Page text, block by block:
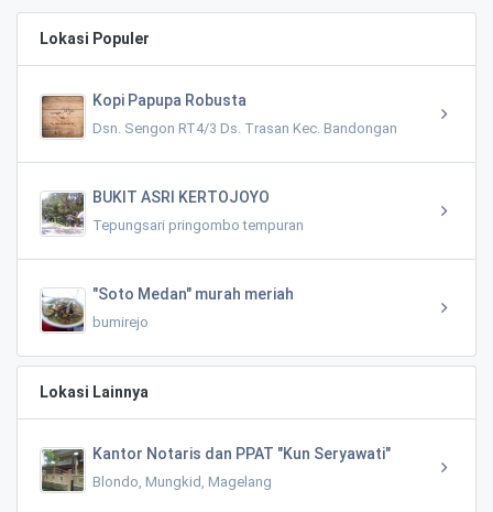
Lokasi Populer
Kopi Papupa Robusta
Dsn. Sengon RT4/3 Ds. Trasan Kec. Bandongan
BUKIT ASRI KERTOJOYO
Tepungsari pringombo tempuran
"Soto Medan" murah meriah
bumirejo
Lokasi Lainnya
Kantor Notaris dan PPAT "Kun Seryawati"
Blondo, Mungkid, Magelang